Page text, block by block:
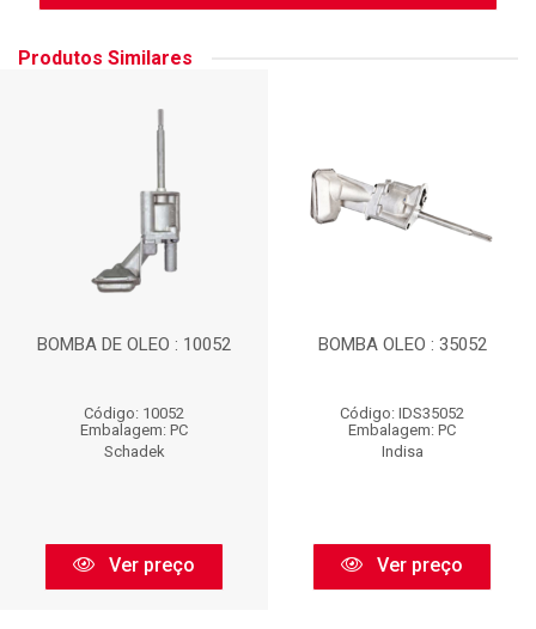
Produtos Similares
BOMBA DE OLEO : 10052
Código: 10052
Embalagem: PC
Schadek
Ver preço
BOMBA OLEO : 35052
Código: IDS35052
Embalagem: PC
Indisa
Ver preço